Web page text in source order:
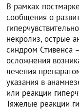
В рамках
сообщения о
некролиз, острые
синдром Стивенса
осложнения
лечения
указания в
или реакции
Тяжелые реакции